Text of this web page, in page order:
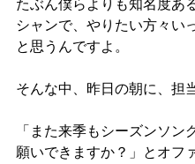
たぶん僕らよりも知名度あ
シャンで、やりたい方々い
と思うんですよ。
そんな中、昨日の朝に、担
「また来季もシーズンソン
願いできますか？」とオフ